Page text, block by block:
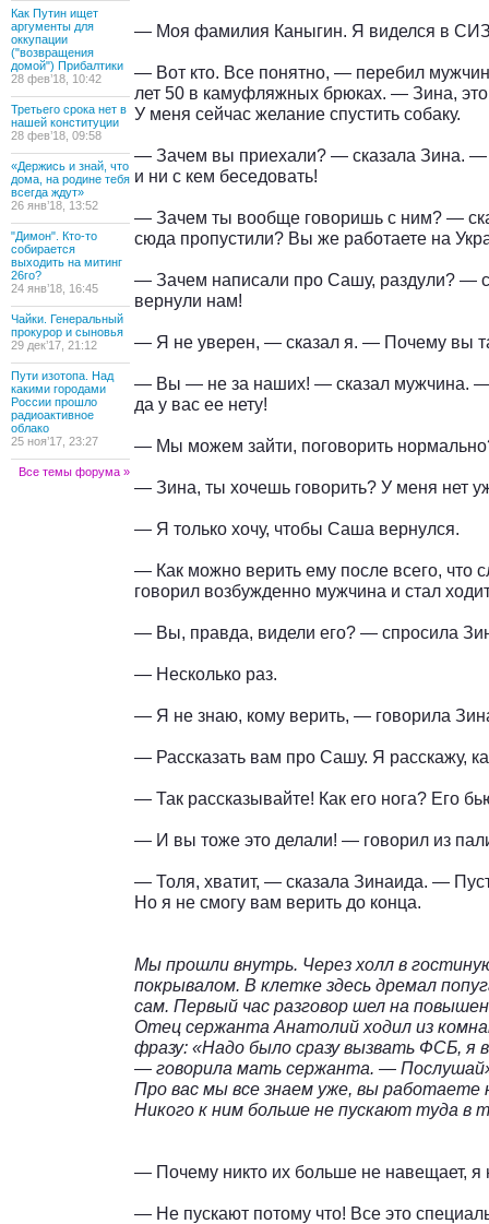
Как Путин ищет
аргументы для
оккупации
("возвращения
домой") Прибалтики
28 фев’18, 10:42
Третьего срока нет в
нашей конституции
28 фев’18, 09:58
«Держись и знай, что
дома, на родине тебя
всегда ждут»
26 янв’18, 13:52
"Димон". Кто-то
собирается
выходить на митинг
26го?
24 янв’18, 16:45
Чайки. Генеральный
прокурор и сыновья
29 дек’17, 21:12
Пути изотопа. Над
какими городами
России прошло
радиоактивное
облако
25 ноя’17, 23:27
Все темы форума »
— Моя фамилия Каныгин. Я виделся в
— Вот кто. Все понятно, — перебил
лет 50 в камуфляжных брюках. — Зина,
У меня сейчас желание спустить собаку.
— Зачем вы приехали? — сказала Зина. —
и ни с кем беседовать!
— Зачем ты вообще говоришь с ним? —
сюда пропустили? Вы же работаете на
— Зачем написали про Сашу, раздули? —
вернули нам!
— Я не уверен, — сказал я. — Почему вы
— Вы — не за наших! — сказал мужчина.
да у вас ее нету!
— Мы можем зайти, поговорить
— Зина, ты хочешь говорить? У меня нет
— Я только хочу, чтобы Саша вернулся.
— Как можно верить ему после всего, что
говорил возбужденно мужчина и стал
— Вы, правда, видели его? — спросила
— Несколько раз.
— Я не знаю, кому верить, — говорила
— Рассказать вам про Сашу. Я расскажу,
— Так рассказывайте! Как его нога? Его
— И вы тоже это делали! — говорил из
— Толя, хватит, — сказала Зинаида. —
Но я не смогу вам верить до конца.
Мы прошли внутрь. Через холл в
покрывалом. В клетке здесь дремал
сам. Первый час разговор шел на
Отец сержанта Анатолий ходил из
фразу: «Надо было сразу вызвать ФСБ, я
— говорила мать сержанта. —
Про вас мы все знаем уже, вы
Никого к ним больше не пускают туда в
— Почему никто их больше не навещает, я
— Не пускают потому что! Все это